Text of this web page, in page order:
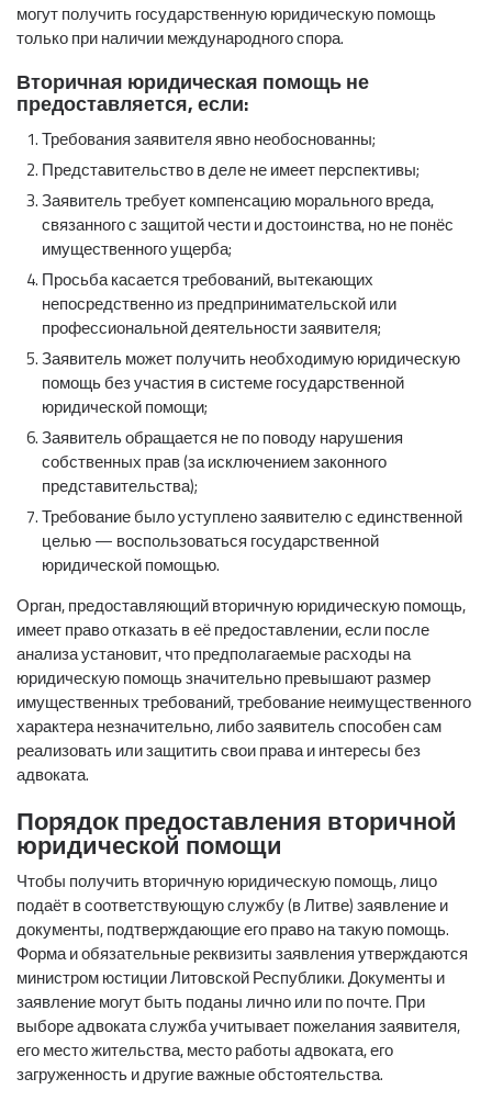
могут получить государственную юридическую помощь
только при наличии международного спора.
Вторичная юридическая помощь не
предоставляется, если:
Требования заявителя явно необоснованны;
Представительство в деле не имеет перспективы;
Заявитель требует компенсацию морального вреда,
связанного с защитой чести и достоинства, но не понёс
имущественного ущерба;
Просьба касается требований, вытекающих
непосредственно из предпринимательской или
профессиональной деятельности заявителя;
Заявитель может получить необходимую юридическую
помощь без участия в системе государственной
юридической помощи;
Заявитель обращается не по поводу нарушения
собственных прав (за исключением законного
представительства);
Требование было уступлено заявителю с единственной
целью — воспользоваться государственной
юридической помощью.
Орган, предоставляющий вторичную юридическую помощь,
имеет право отказать в её предоставлении, если после
анализа установит, что предполагаемые расходы на
юридическую помощь значительно превышают размер
имущественных требований, требование неимущественного
характера незначительно, либо заявитель способен сам
реализовать или защитить свои права и интересы без
адвоката.
Порядок предоставления вторичной
юридической помощи
Чтобы получить вторичную юридическую помощь, лицо
подаёт в соответствующую службу (в Литве) заявление и
документы, подтверждающие его право на такую помощь.
Форма и обязательные реквизиты заявления утверждаются
министром юстиции Литовской Республики. Документы и
заявление могут быть поданы лично или по почте. При
выборе адвоката служба учитывает пожелания заявителя,
его место жительства, место работы адвоката, его
загруженность и другие важные обстоятельства.